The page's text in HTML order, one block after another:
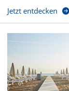
Jetzt entdecken